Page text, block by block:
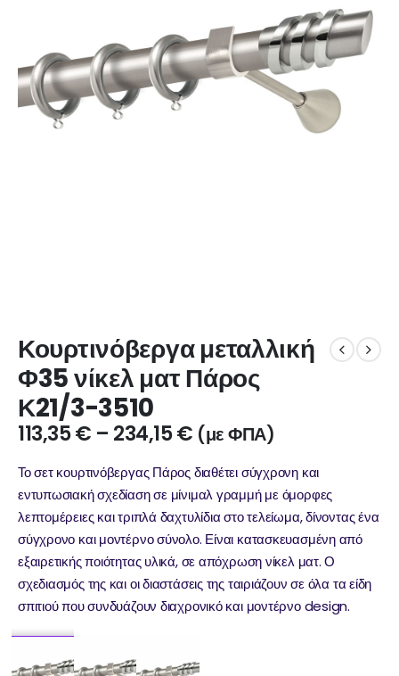
Κουρτινόβεργα μεταλλική
Φ35 νίκελ ματ Πάρος
Κ21/3-3510
113,35€ – 234,15€ (με ΦΠΑ)
Το σετ κουρτινόβεργας Πάρος διαθέτει σύγχρονη και
εντυπωσιακή σχεδίαση σε μίνιμαλ γραμμή με όμορφες
λεπτομέρειες και τριπλά δαχτυλίδια στο τελείωμα, δίνοντας ένα
σύγχρονο και μοντέρνο σύνολο. Είναι κατασκευασμένη από
εξαιρετικής ποιότητας υλικά, σε απόχρωση νίκελ ματ. Ο
σχεδιασμός της και οι διαστάσεις της ταιριάζουν σε όλα τα είδη
σπιτιού που συνδυάζουν διαχρονικό και μοντέρνο design.